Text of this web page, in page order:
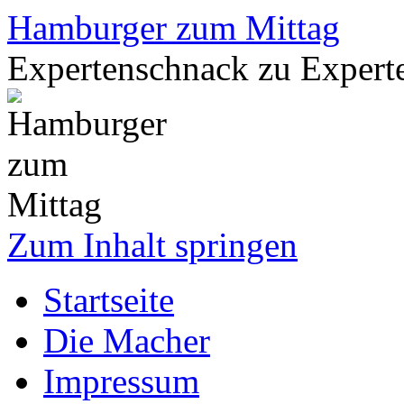
Hamburger zum Mittag
Expertenschnack zu
Zum Inhalt springen
Startseite
Die Macher
Impressum